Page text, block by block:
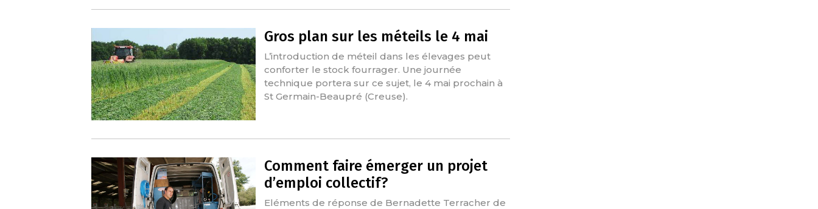
Gros plan sur les méteils le 4 mai
L’introduction de méteil dans les élevages peut
conforter le stock fourrager. Une journée
technique portera sur ce sujet, le 4 mai prochain à
St Germain-Beaupré (Creuse).
Comment faire émerger un projet
d’emploi collectif?
Eléments de réponse de Bernadette Terracher de